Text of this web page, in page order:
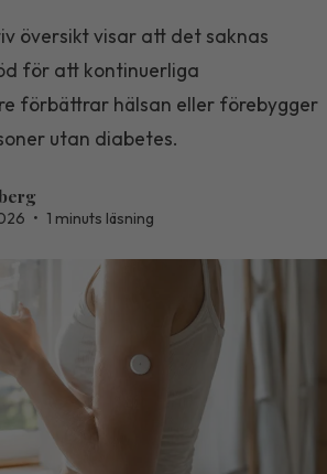
översikt visar att det saknas
för att kontinuerliga
förbättrar hälsan eller förebygger
utan diabetes.
• 1 minuts läsning